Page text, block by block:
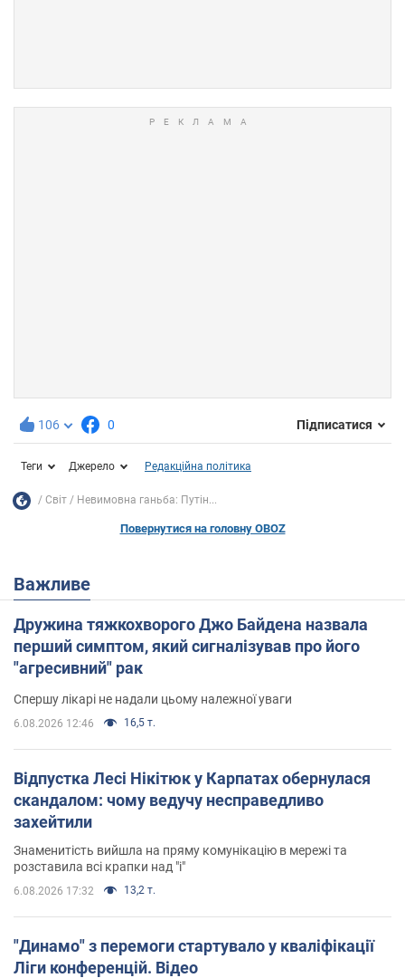
106 0 Підписатися
Теги Джерело Редакційна політика
Світ Невимовна ганьба: Путін...
Повернутися на головну OBOZ
Важливе
Дружина тяжкохворого Джо Байдена назвала
перший симптом, який сигналізував про його
"агресивний" рак
Спершу лікарі не надали цьому належної уваги
6.08.2026 12:46 16,5 т.
Відпустка Лесі Нікітюк у Карпатах обернулася
скандалом: чому ведучу несправедливо
захейтили
Знаменитість вийшла на пряму комунікацію в мережі та
розставила всі крапки над "і"
6.08.2026 17:32 13,2 т.
"Динамо" з перемоги стартувало у кваліфікації
Ліги конференцій. Відео